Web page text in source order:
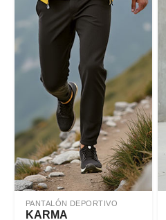
PANTALÓN DEPORTIVO
KARMA